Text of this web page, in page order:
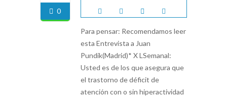
0
Para pensar: Recomendamos leer
esta Entrevista a Juan
Pundik(Madrid)* X LSemanal:
Usted es de los que asegura que
el trastorno de déficit de
atención con o sin hiperactividad